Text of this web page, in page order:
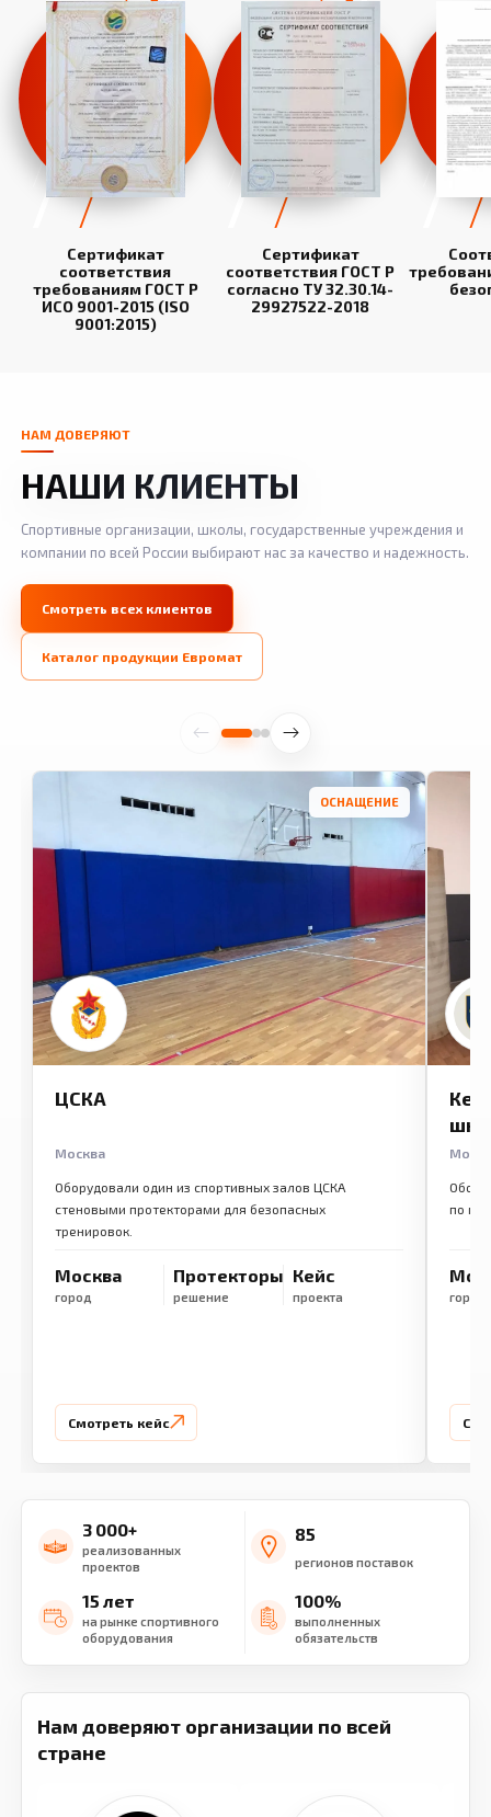
Сертификат
соответствия
требованиям ГОСТ Р
ИСО 9001-2015 (ISO
9001:2015)
Сертификат
соответствия ГОСТ Р
согласно ТУ 32.30.14-
29927522-2018
НАМ ДОВЕРЯЮТ
НАШИ КЛИЕНТЫ
Спортивные организации, школы, государственные учреждения и
компании по всей России выбирают нас за качество и надежность.
Смотреть всех клиентов
Каталог продукции Евромат
ОСНАЩЕНИЕ
ЦСКА
Москва
Оборудовали один из спортивных залов ЦСКА
стеновыми протекторами для безопасных
тренировок.
Москва
город
Протекторы
решение
Кейс
проекта
Смотреть кейс
по
город
3 000+
реализованных
проектов
85
регионов поставок
15 лет
на рынке спортивного
оборудования
100%
выполненных
обязательств
Нам доверяют организации по всей
стране